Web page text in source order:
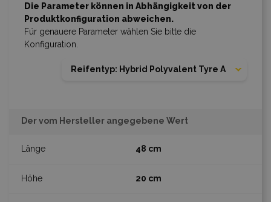
Die Parameter können in Abhängigkeit von der
Produktkonfiguration abweichen.
Für genauere Parameter wählen Sie bitte die
Konfiguration.
Reifentyp: Hybrid Polyvalent Tyre A
Der vom Hersteller angegebene Wert
48 cm
20 cm